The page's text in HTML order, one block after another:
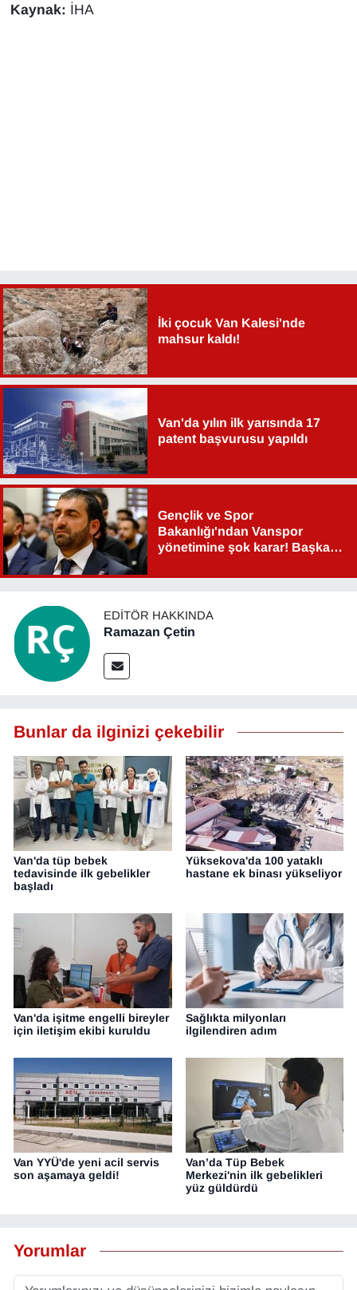
Kaynak: İHA
İki çocuk Van Kalesi'nde
mahsur kaldı!
Van'da yılın ilk yarısında 17
patent başvurusu yapıldı
Gençlik ve Spor
Bakanlığı'ndan Vanspor
yönetimine şok karar! Başkan
EDITÖR HAKKINDA
Ramazan Çetin
Bunlar da ilginizi çekebilir
Van'da tüp bebek
tedavisinde ilk gebelikler
başladı
Yüksekova'da 100 yataklı
hastane ek binası yükseliyor
Van'da işitme engelli bireyler
için iletişim ekibi kuruldu
Sağlıkta milyonları
ilgilendiren adım
Van YYÜ'de yeni acil servis
son aşamaya geldi!
Van’da Tüp Bebek
Merkezi'nin ilk gebelikleri
yüz güldürdü
Yorumlar